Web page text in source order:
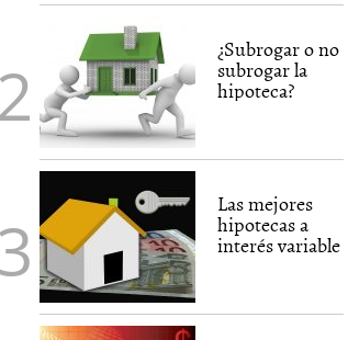
¿Subrogar o no
subrogar la
hipoteca?
Las mejores
hipotecas a
interés variable